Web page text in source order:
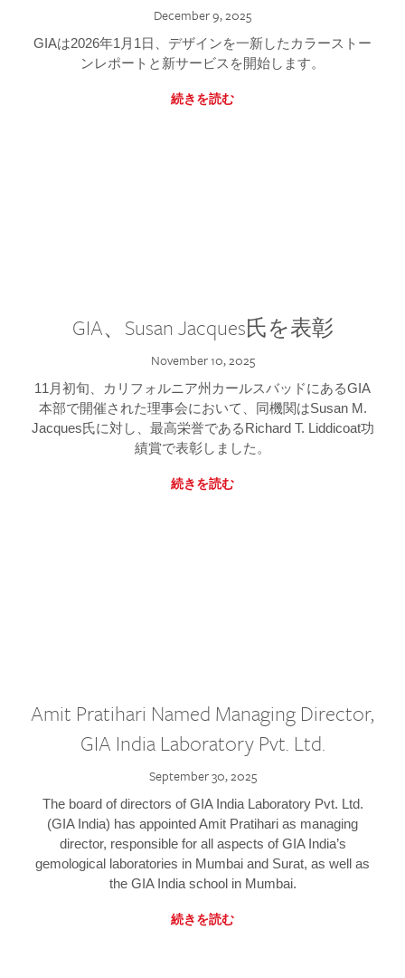
December 9, 2025
GIAは2026年1月1日、デザインを一新したカラーストー
ンレポートと新サービスを開始します。
続きを読む
GIA、Susan Jacques氏を表彰
November 10, 2025
11月初旬、カリフォルニア州カールスバッドにあるGIA
本部で開催された理事会において、同機関はSusan M.
Jacques氏に対し、最高栄誉であるRichard T. Liddicoat功
績賞で表彰しました。
続きを読む
Amit Pratihari Named Managing Director,
GIA India Laboratory Pvt. Ltd.
September 30, 2025
The board of directors of GIA India Laboratory Pvt. Ltd.
(GIA India) has appointed Amit Pratihari as managing
director, responsible for all aspects of GIA India’s
gemological laboratories in Mumbai and Surat, as well as
the GIA India school in Mumbai.
続きを読む